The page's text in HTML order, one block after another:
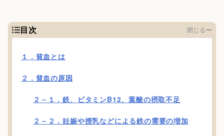
目次 閉じる
１．貧血とは
２．貧血の原因
２－１．鉄、ビタミンB12、葉酸の摂取不足
２－２．妊娠や授乳などによる鉄の需要の増加